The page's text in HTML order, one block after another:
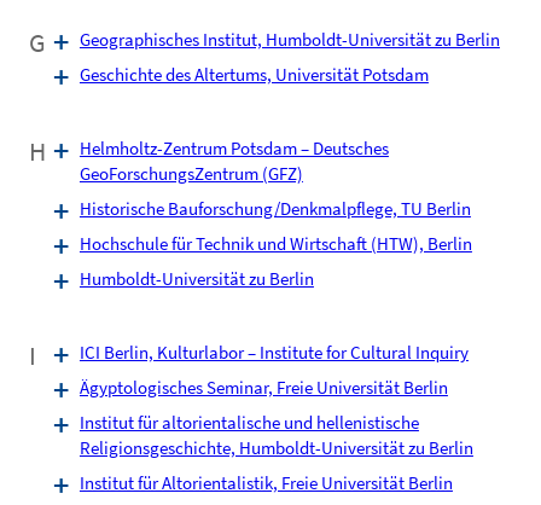
G
Geographisches Institut, Humboldt-Universität zu Berlin
Geschichte des Altertums, Universität Potsdam
H
Helmholtz-Zentrum Potsdam – Deutsches
GeoForschungsZentrum (GFZ)
Historische Bauforschung/Denkmalpflege, TU Berlin
Hochschule für Technik und Wirtschaft (HTW), Berlin
Humboldt-Universität zu Berlin
I
ICI Berlin, Kulturlabor – Institute for Cultural Inquiry
Ägyptologisches Seminar, Freie Universität Berlin
Institut für altorientalische und hellenistische
Religionsgeschichte, Humboldt-Universität zu Berlin
Institut für Altorientalistik, Freie Universität Berlin